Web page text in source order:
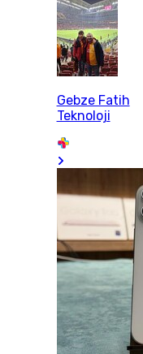
Gebze Fatih
Teknoloji